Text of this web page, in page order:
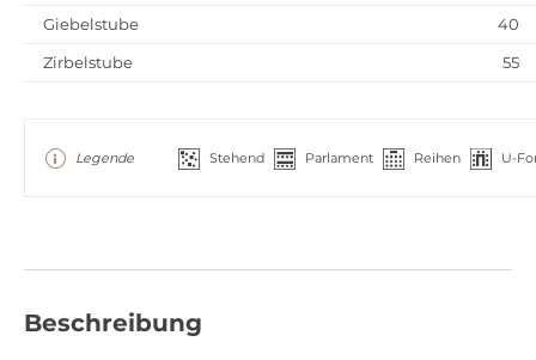
Giebelstube
40
Zirbelstube
55
Legende Stehend Parlament Reihen U-
Beschreibung